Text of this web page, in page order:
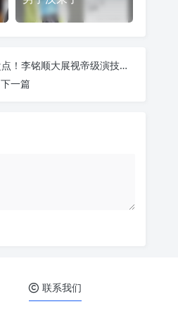
台剧「9位痞帅刑警」盘点！李铭顺大展视帝级演技、许光汉化身钢铁直男刑警
下一篇
联系我们